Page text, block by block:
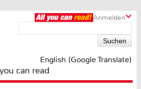
Anmelden
English (Google Translate)
can read